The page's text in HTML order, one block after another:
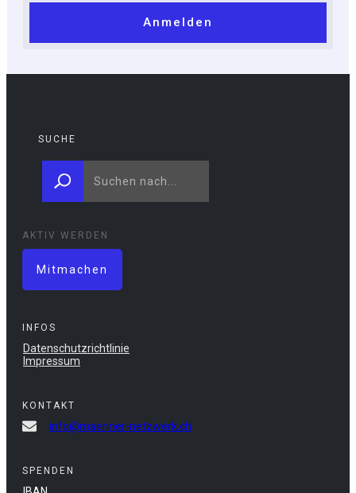
Anmelden
SUCHE
AKTIV WERDEN
Mitmachen
INFOS
Datenschutzrichtlinie
Impressum
KONTAKT
info@maenner-netzwerk.ch
SPENDEN